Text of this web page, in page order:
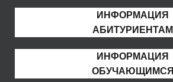
ИНФОРМАЦИЯ
АБИТУРИЕНТАМ
ИНФОРМАЦИЯ
ОБУЧАЮЩИМСЯ